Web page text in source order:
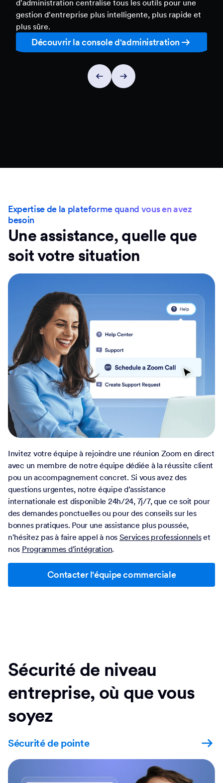
d'administration centralise tous les outils pour une
gestion d'entreprise plus intelligente, plus rapide et
plus sûre.
Découvrir la console d'administration
Expertise de la plateforme quand vous en avez
besoin
Une assistance, quelle que
soit votre situation
Invitez votre équipe à rejoindre une réunion Zoom en direct
avec un membre de notre équipe dédiée à la réussite client
nosProgrammes d’intégration.
Contacter l'équipe commerciale